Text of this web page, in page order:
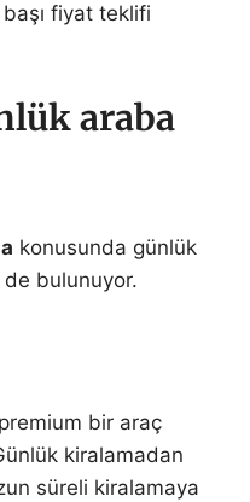
fiyat teklifi
araba
konusunda günlük
bulunuyor.
bir araç
kiralamadan
süreli kiralamaya